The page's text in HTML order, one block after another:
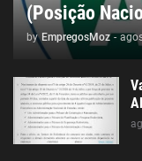
(Posição
by EmpregosMoz -